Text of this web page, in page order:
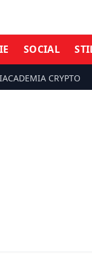
SOCIAL
ACADEMIA CRYPTO